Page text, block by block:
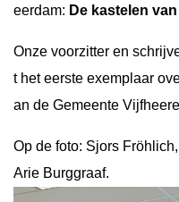
eerdam: De kastelen
Onze voorzitter en
t het eerste exemplaar
an de Gemeente
Op de foto: Sjors
Arie Burggraaf.